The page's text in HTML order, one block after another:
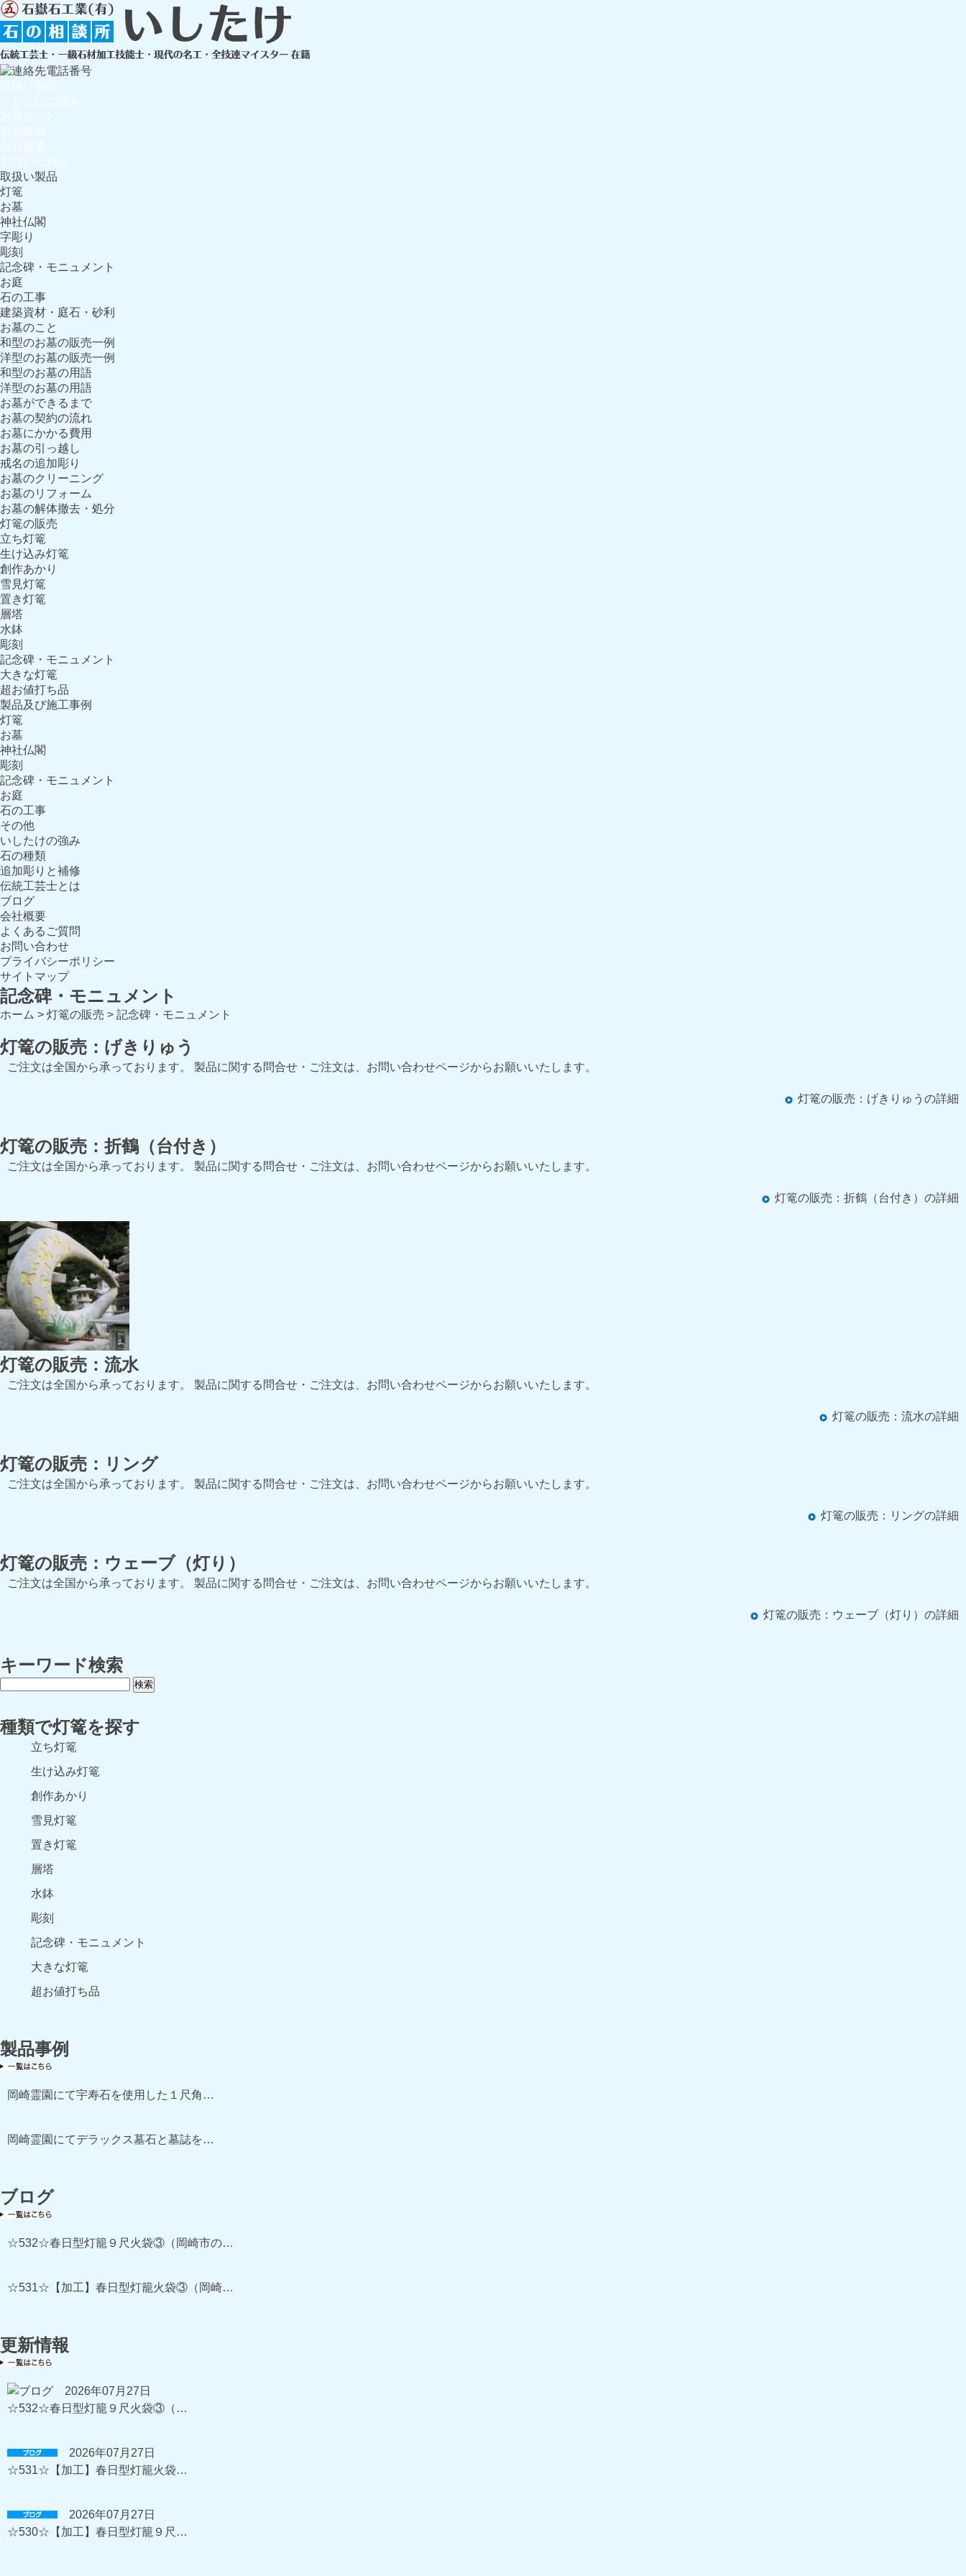
取扱い製品
灯篭
お墓
神社仏閣
字彫り
彫刻
記念碑・モニュメント
お庭
石の工事
建築資材・庭石・砂利
お墓のこと
和型のお墓の販売一例
洋型のお墓の販売一例
和型のお墓の用語
洋型のお墓の用語
お墓ができるまで
お墓の契約の流れ
お墓にかかる費用
お墓の引っ越し
戒名の追加彫り
お墓のクリーニング
お墓のリフォーム
お墓の解体撤去・処分
灯篭の販売
立ち灯篭
生け込み灯篭
創作あかり
雪見灯篭
置き灯篭
層塔
水鉢
彫刻
記念碑・モニュメント
大きな灯篭
超お値打ち品
製品及び施工事例
灯篭
お墓
神社仏閣
彫刻
記念碑・モニュメント
お庭
石の工事
その他
いしたけの強み
石の種類
追加彫りと補修
伝統工芸士とは
ブログ
会社概要
よくあるご質問
お問い合わせ
プライバシーポリシー
サイトマップ
記念碑・モニュメント
ホーム > 灯篭の販売 > 記念碑・モニュメント
灯篭の販売：げきりゅう
ご注文は全国から承っております。 製品に関する問合せ・ご注文は、お問い合わせページからお願いいたします。
灯篭の販売：げきりゅうの詳細
灯篭の販売：折鶴（台付き）
ご注文は全国から承っております。 製品に関する問合せ・ご注文は、お問い合わせページからお願いいたします。
灯篭の販売：折鶴（台付き）の詳細
灯篭の販売：流水
ご注文は全国から承っております。 製品に関する問合せ・ご注文は、お問い合わせページからお願いいたします。
灯篭の販売：流水の詳細
灯篭の販売：リング
ご注文は全国から承っております。 製品に関する問合せ・ご注文は、お問い合わせページからお願いいたします。
灯篭の販売：リングの詳細
灯篭の販売：ウェーブ（灯り）
ご注文は全国から承っております。 製品に関する問合せ・ご注文は、お問い合わせページからお願いいたします。
灯篭の販売：ウェーブ（灯り）の詳細
キーワード検索
種類で灯篭を探す
立ち灯篭
生け込み灯篭
創作あかり
雪見灯篭
置き灯篭
層塔
水鉢
彫刻
記念碑・モニュメント
大きな灯篭
超お値打ち品
製品事例
岡崎霊園にて宇寿石を使用した１尺角…
岡崎霊園にてデラックス墓石と墓誌を…
ブログ
☆532☆春日型灯籠９尺火袋③（岡崎市の…
☆531☆【加工】春日型灯籠火袋③（岡崎…
更新情報
2026年07月27日
☆532☆春日型灯籠９尺火袋③（…
2026年07月27日
☆531☆【加工】春日型灯籠火袋…
2026年07月27日
☆530☆【加工】春日型灯籠９尺…